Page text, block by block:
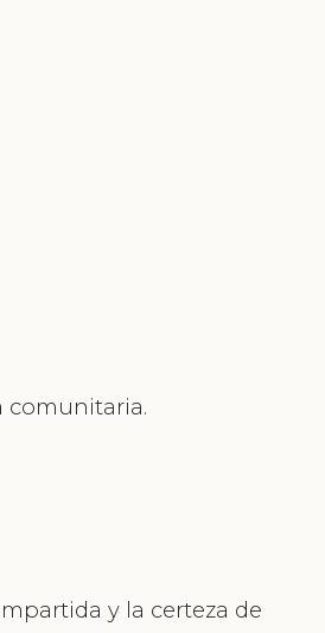
comunitaria.
y la certeza de